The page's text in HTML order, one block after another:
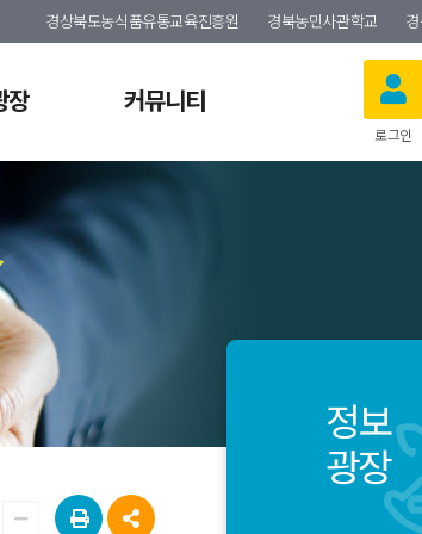
경상북도농식품유통교육진흥원 경북농민사관학교
장 커뮤니티
로그인
정보
광장